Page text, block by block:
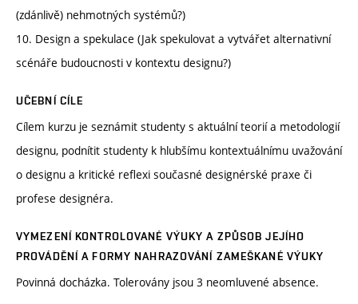
(zdánlivě) nehmotných systémů?)
10. Design a spekulace (Jak spekulovat a vytvářet alternativní
scénáře budoucnosti v kontextu designu?)
UČEBNÍ CÍLE
Cílem kurzu je seznámit studenty s aktuální teorií a metodologií
designu, podnítit studenty k hlubšímu kontextuálnímu uvažování
o designu a kritické reflexi současné designérské praxe či
profese designéra.
VYMEZENÍ KONTROLOVANÉ VÝUKY A ZPŮSOB JEJÍHO
PROVÁDĚNÍ A FORMY NAHRAZOVÁNÍ ZAMEŠKANÉ VÝUKY
Povinná docházka. Tolerovány jsou 3 neomluvené absence.